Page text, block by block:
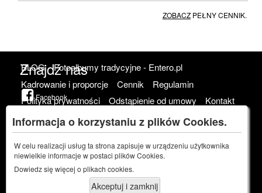
Informacja o korzystaniu z plików Cookies.
W celu realizacji usług ta strona zapisuje w urządzeniu użytkownika
niewielkie informacje w postaci plików Cookies.
Dowiedz się więcej o plikach cookies.
Akceptuj i zamknij
ZOBACZPEŁNY CENNIK.
Znajdź nas
Facebook
BLOG
Fotoalbumy tradycyjne - Entero.pl
Kadrowanie i proporcje
Cennik
Regulamin
Polityka prywatności
Odstąpienie od umowy
Kontakt
Fotograf na wesele
fotograf na
1951/2022 - razem od